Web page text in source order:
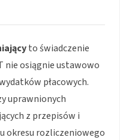
to świadczenie
nie osiągnie ustawowo
płacowych.
uprawnionych
z przepisów i
okresu rozliczeniowego